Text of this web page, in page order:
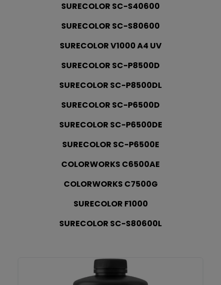
SURECOLOR SC-S40600
SURECOLOR SC-S80600
SURECOLOR V1000 A4 UV
SURECOLOR SC-P8500D
SURECOLOR SC-P8500DL
SURECOLOR SC-P6500D
SURECOLOR SC-P6500DE
SURECOLOR SC-P6500E
COLORWORKS C6500AE
COLORWORKS C7500G
SURECOLOR F1000
SURECOLOR SC-S80600L
T49V1 Black UltraChrome UV V-7000